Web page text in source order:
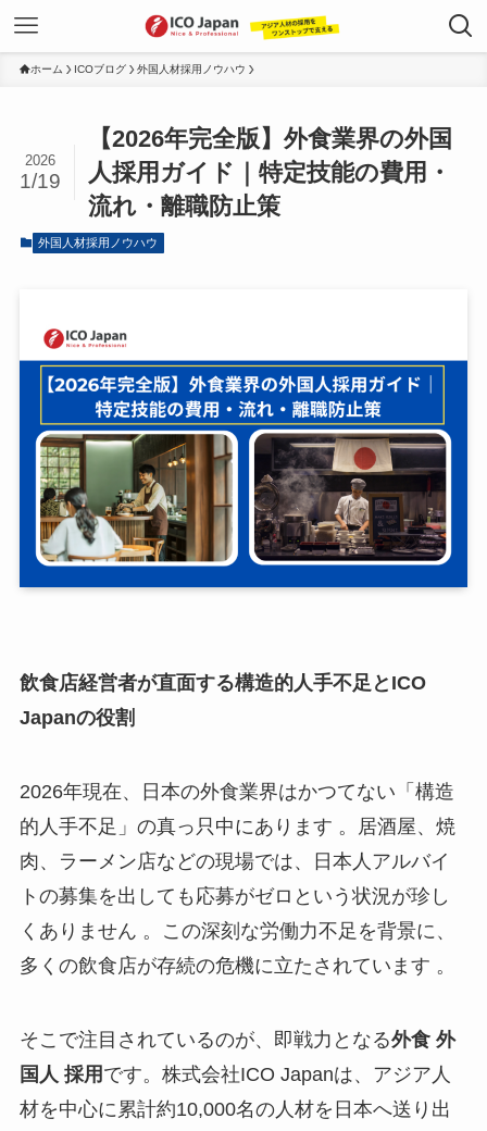
ホーム ICOブログ 外国人材採用ノウハウ
【2026年完全版】外食業界の外国
人採用ガイド｜特定技能の費用・
流れ・離職防止策
2026
1/19
外国人材採用ノウハウ
飲食店経営者が直面する構造的人手不足とICO
Japanの役割
2026年現在、日本の外食業界はかつてない「構造
的人手不足」の真っ只中にあります 。居酒屋、焼
肉、ラーメン店などの現場では、日本人アルバイ
トの募集を出しても応募がゼロという状況が珍し
くありません 。この深刻な労働力不足を背景に、
多くの飲食店が存続の危機に立たされています 。
そこで注目されているのが、即戦力となる外食 外
国人 採用 です。株式会社ICO Japanは、アジア人
材を中心に累計約10,000名の人材を日本へ送り出